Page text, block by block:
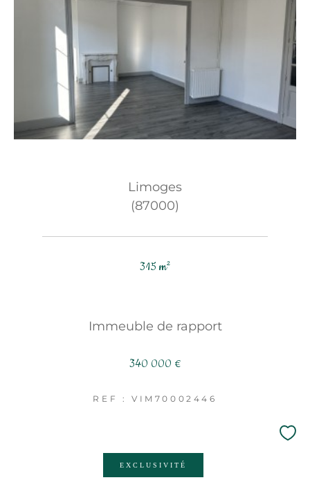
Limoges
(87000)
315 m²
Immeuble de rapport
340 000 €
REF : VIM70002446
EXCLUSIVITÉ